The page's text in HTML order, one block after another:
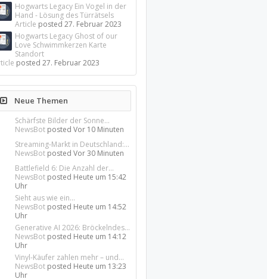
Hogwarts Legacy Ein Vogel in der
Hand - Lösung des Türrätsels
Article posted27. Februar 2023
Hogwarts Legacy Ghost of our
Love Schwimmkerzen Karte
Standort
posted27. Februar 2023
Neue Themen
Schärfste Bilder der Sonne...
NewsBot postedVor 10 Minuten
Streaming-Markt in Deutschland:...
NewsBot postedVor 30 Minuten
Battlefield 6: Die Anzahl der...
NewsBot posted Heute um 15:42
Uhr
Sieht aus wie ein...
NewsBot posted Heute um 14:52
Uhr
Generative AI 2026: Bröckelndes...
NewsBot posted Heute um 14:12
Uhr
Vinyl-Käufer zahlen mehr – und...
NewsBot posted Heute um 13:23
Uhr